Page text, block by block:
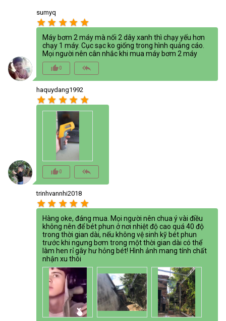
sumyq
star star star star star
Máy bơm 2 máy mà nối 2 dây xanh thì chạy yếu hơn
chạy 1 máy. Cục sạc ko giống trong hình quảng cáo.
Mọi người nên cân nhắc khi mua máy bơm 2 máy
thumb_up_alt0 reply_all
haquydang1992
star star star star star
thumb_up_alt0 reply_all
trinhvannhi2018
star star star star star
Hàng oke, đáng mua. Mọi người nên chua ý vài điều
không nên để bét phun ở nơi nhiệt độ cao quá 40 độ
trong thời gian dài, nếu không vệ sinh kỹ bét phun
trước khi ngưng bơm trong một thời gian dài có thể
làm hen rỉ gây hư hỏng bét! Hình ảnh mang tính chất
nhận xu thôi